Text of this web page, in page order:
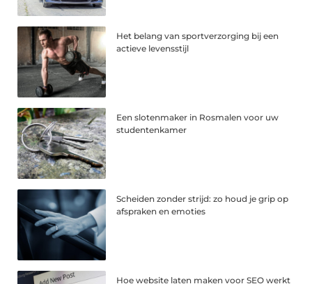
Het belang van sportverzorging bij een
actieve levensstijl
Een slotenmaker in Rosmalen voor uw
studentenkamer
Scheiden zonder strijd: zo houd je grip op
afspraken en emoties
Hoe website laten maken voor SEO werkt